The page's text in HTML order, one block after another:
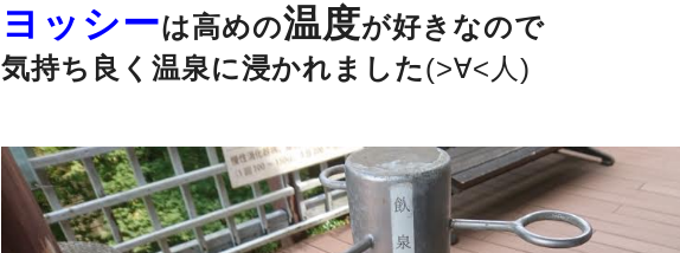
ヨッシーは高めの温度が好きなので
気持ち良く温泉に浸かれました(>∀<人)